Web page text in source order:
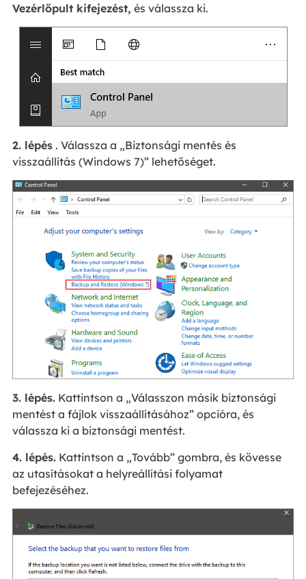
Vezérlőpult kifejezést, és válassza ki.
2. lépés. Válassza a „Biztonsági mentés és
visszaállítás (Windows 7)” lehetőséget.
3. lépés.Kattintson a „Válasszon másik biztonsági
mentést a fájlok visszaállításához” opcióra, és
válassza ki a biztonsági mentést.
4. lépés.Kattintson a „Tovább” gombra, és kövesse
az utasításokat a helyreállítási folyamat
befejezéséhez.